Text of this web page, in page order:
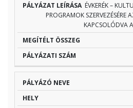
ÉVKERÉK –
PROGRAMOK SZERVEZÉSÉRE
KAPCSOLÓDVA